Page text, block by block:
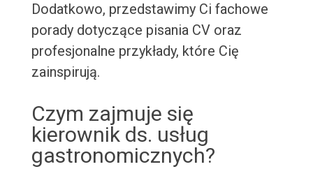
Dodatkowo, przedstawimy Ci fachowe
porady dotyczące pisania CV oraz
profesjonalne przykłady, które Cię
zainspirują.
Czym zajmuje się
kierownik ds. usług
gastronomicznych?